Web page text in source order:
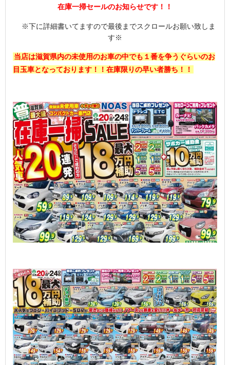
在庫一掃セールのお知らせです！！
※下に詳細書いてますので最後までスクロールお願い致しま
す※
当店は滋賀県内の未使用のお車の中でも１番を争うぐらいのお
目玉車となっております！！在庫限りの早い者勝ち！！